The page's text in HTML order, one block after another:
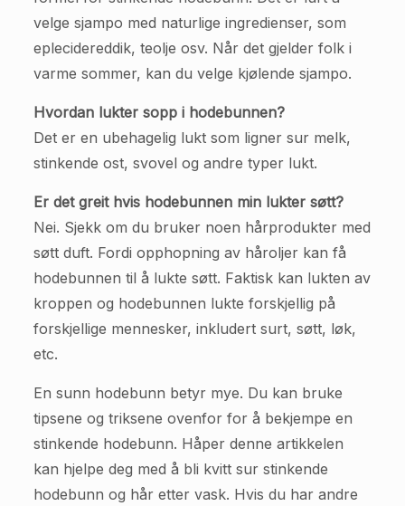
velge sjampo med naturlige ingredienser, som
eplecidereddik, teolje osv. Når det gjelder folk i
varme sommer, kan du velge kjølende sjampo.
Hvordan lukter sopp i hodebunnen?
Det er en ubehagelig lukt som ligner sur melk,
stinkende ost, svovel og andre typer lukt.
Er det greit hvis hodebunnen min lukter søtt?
Nei. Sjekk om du bruker noen hårprodukter med
søtt duft. Fordi opphopning av håroljer kan få
hodebunnen til å lukte søtt. Faktisk kan lukten av
kroppen og hodebunnen lukte forskjellig på
forskjellige mennesker, inkludert surt, søtt, løk,
etc.
En sunn hodebunn betyr mye. Du kan bruke
tipsene og triksene ovenfor for å bekjempe en
stinkende hodebunn. Håper denne artikkelen
kan hjelpe deg med å bli kvitt sur stinkende
hodebunn og hår etter vask. Hvis du har andre